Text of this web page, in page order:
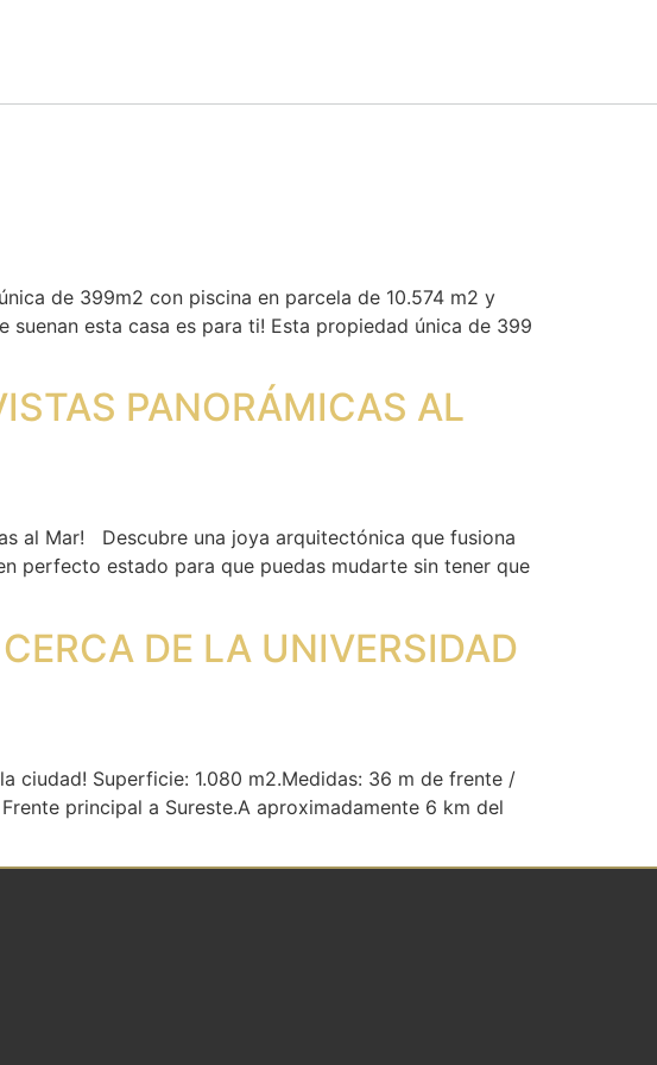
de 399m2 con piscina en parcela de 10.574 m2 y
esta casa es para ti! Esta propiedad única de 399
PANORÁMICAS AL
al Mar! Descubre una joya arquitectónica que fusiona
perfecto estado para que puedas mudarte sin tener que
DE LA UNIVERSIDAD
ciudad! Superficie: 1.080 m2.Medidas: 36 m de frente /
principal a Sureste.A aproximadamente 6 km del